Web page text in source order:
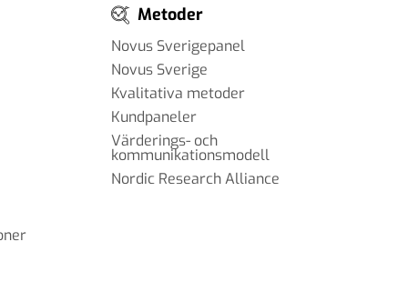
Metoder
Novus Sverigepanel
Novus Sverige
Kvalitativa metoder
Kundpaneler
Värderings- och
kommunikationsmodell
Nordic Research Alliance